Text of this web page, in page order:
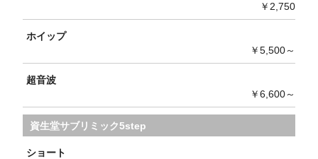
￥2,750
ホイップ
￥5,500～
超音波
￥6,600～
資生堂サブリミック5step
ショート